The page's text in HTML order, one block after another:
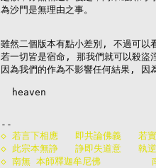
為沙門是無理由之事。
雖然二個版本有點小差別, 不過可以
若一切皆是宿命, 那我們就可以殺盜
因為我們的作為不影響任何結果, 因
  heaven
◇ 若言下相應   即共論佛義   若
◇ 此宗本無諍   諍即失道意   執
◇ 南無 本師釋迦牟尼佛         南